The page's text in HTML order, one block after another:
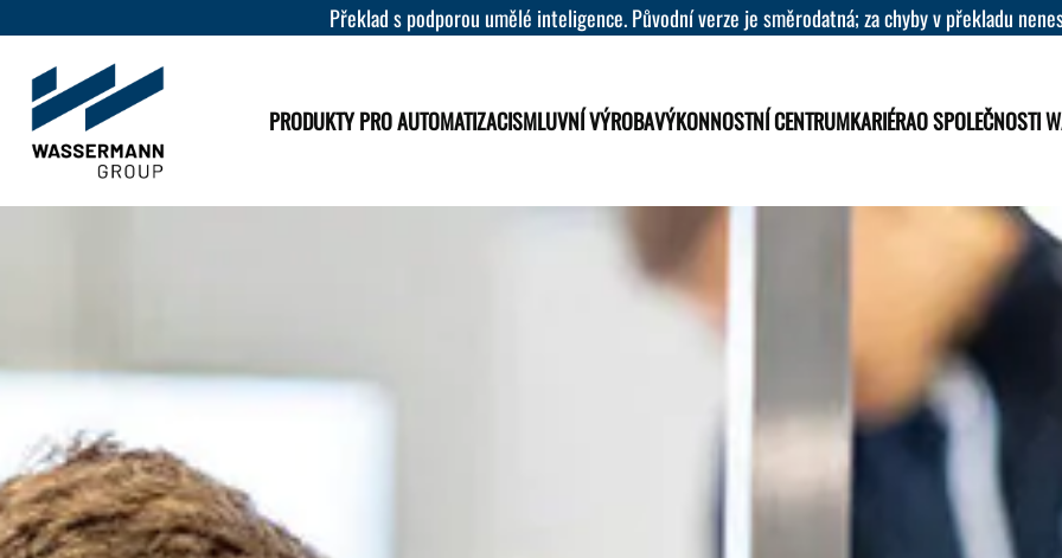
Překlad s podporou umělé inteligence. Původní verze je směrodatná; za chyby v překladu
PRODUKTY PRO AUTOMATIZACISMLUVNÍ VÝROBAVÝKONNOSTNÍ CENTRUMKARIÉRAO SPOLEČNOSTI